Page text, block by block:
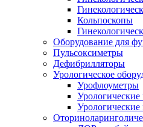
Кольпоскопы
Оборудование для
Пульсоксиметры
Дефибрилляторы
Урологическое
Урофлоуметры
Урологические